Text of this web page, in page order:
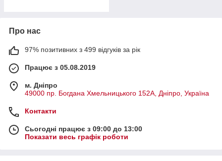
Про нас
97% позитивних з 499 відгуків за рік
Працює з 05.08.2019
м. Дніпро
49000 пр. Богдана Хмельницького 152А, Дніпро, Україна
Контакти
Сьогодні працює з 09:00 до 13:00
Показати весь графік роботи